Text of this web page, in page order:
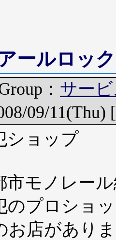
ールロッ
： サー
09/11(Thu) [
ショップ
モノレー
のプロショ
お店があり